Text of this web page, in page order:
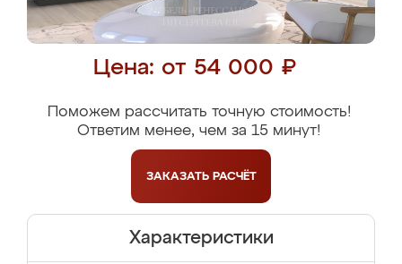
Цена: от 54 000 ₽
Поможем рассчитать точную стоимость!
Ответим менее, чем за 15 минут!
ЗАКАЗАТЬ РАСЧЁТ
Характеристики